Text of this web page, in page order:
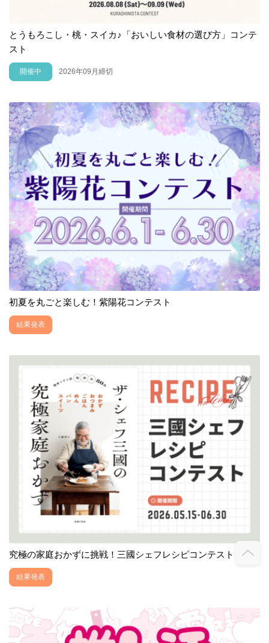
とうもろこし・桃・スイカ♪「おいしい食材の選び方」コンテ
スト
開催中 2026年09月締切
初夏を丸ごと楽しむ！紫陽花コンテスト
結果発表
究極の家庭おかずに挑戦！三國シェフレシピコンテスト
結果発表